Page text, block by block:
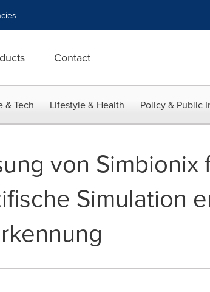
Contact
& Tech Lifestyle & Health Policy & Public
von Simbionix
Simulation